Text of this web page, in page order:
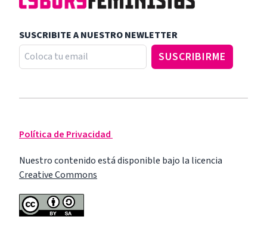
SUSCRIBITE A NUESTRO NEWLETTER
Política de Privacidad
Nuestro contenido está disponible bajo la licencia
Creative Commons